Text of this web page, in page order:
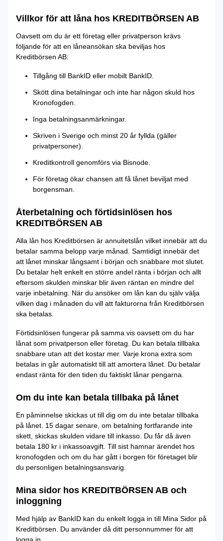
Villkor för att låna hos KREDITBÖRSEN AB
Oavsett om du är ett företag eller privatperson krävs
följande för att en låneansökan ska beviljas hos
Kreditbörsen AB:
Tillgång till BankID eller mobilt BankID.
Skött dina betalningar och inte har någon skuld hos
Kronofogden.
Inga betalningsanmärkningar.
Skriven i Sverige och minst 20 år fyllda (gäller
privatpersoner).
Kreditkontroll genomförs via Bisnode.
För företag ökar chansen att få lånet beviljat med
borgensman.
Återbetalning och förtidsinlösen hos
KREDITBÖRSEN AB
Alla lån hos Kreditbörsen är annuitetslån vilket innebär att du
betalar samma belopp varje månad. Samtidigt innebär det
att lånet minskar långsamt i början och snabbare mot slutet.
Du betalar helt enkelt en större andel ränta i början och allt
eftersom skulden minskar blir även räntan en mindre del
varje inbetalning. När du ansöker om lån kan du själv välja
vilken dag i månaden du vill att fakturorna från Kreditbörsen
ska betalas.
Förtidsinlösen fungerar på samma vis oavsett om du har
lånat som privatperson eller företag. Du kan betala tillbaka
snabbare utan att det kostar mer. Varje krona extra som
betalas in går automatiskt till att amortera lånet. Du betalar
endast ränta för den tiden du faktiskt lånar pengarna.
Om du inte kan betala tillbaka på lånet
En påminnelse skickas ut till dig om du inte betalar tillbaka
på lånet. 15 dagar senare, om betalning fortfarande inte
skett, skickas skulden vidare till inkasso. Du får då även
betala 180 kr i inkassoavgift. Till sist hamnar ärendet hos
kronofogden och om du har gått i borgen för företaget blir
du personligen betalningsansvarig.
Mina sidor hos KREDITBÖRSEN AB och
inloggning
Med hjälp av BankID kan du enkelt logga in till Mina Sidor på
Kreditbörsen. Du använder då ditt personnummer för att